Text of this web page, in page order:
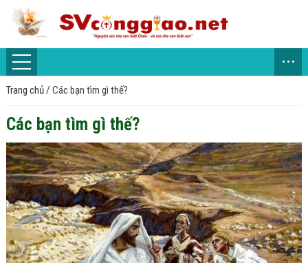
...
Trang chủ/ Các bạn tìm gì thế?
Các bạn tìm gì thế?